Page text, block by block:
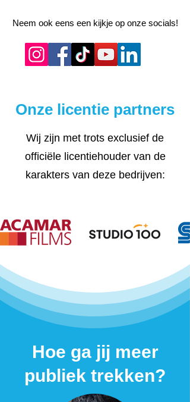
Neem ook eens een kijkje op onze socials!
Onze licentie partners
Wij zijn met trots exclusief de
officiële licentiehouder van de
karakters van deze bedrijven:
Hoe ga jij meer
publiek trekken?